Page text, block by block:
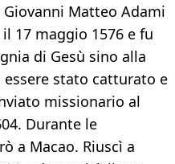
Giovanni Matteo Adami
17 maggio 1576 e fu
di Gesù sino alla
stato catturato e
missionario al
Durante le
a Macao. Riuscì a